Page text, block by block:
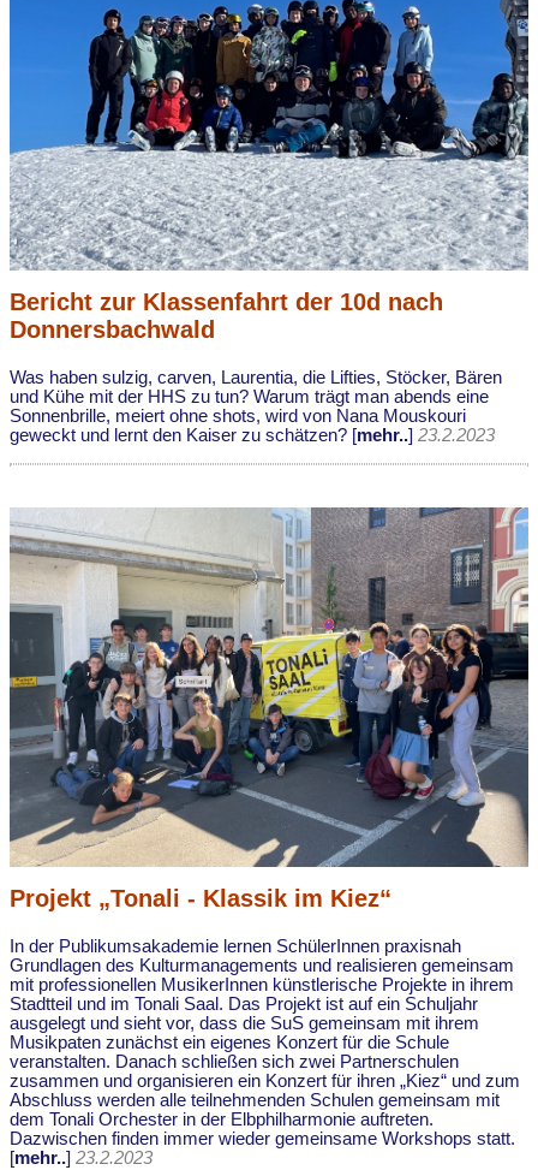
Bericht zur Klassenfahrt der 10d nach
Donnersbachwald
Was haben sulzig, carven, Laurentia, die Lifties, Stöcker, Bären
und Kühe mit der HHS zu tun? Warum trägt man abends eine
Sonnenbrille, meiert ohne shots, wird von Nana Mouskouri
geweckt und lernt den Kaiser zu schätzen? [mehr..] 23.2.2023
Projekt „Tonali - Klassik im Kiez“
In der Publikumsakademie lernen SchülerInnen praxisnah
Grundlagen des Kulturmanagements und realisieren gemeinsam
mit professionellen MusikerInnen künstlerische Projekte in ihrem
Stadtteil und im Tonali Saal. Das Projekt ist auf ein Schuljahr
ausgelegt und sieht vor, dass die SuS gemeinsam mit ihrem
Musikpaten zunächst ein eigenes Konzert für die Schule
veranstalten. Danach schließen sich zwei Partnerschulen
zusammen und organisieren ein Konzert für ihren „Kiez“ und zum
Abschluss werden alle teilnehmenden Schulen gemeinsam mit
dem Tonali Orchester in der Elbphilharmonie auftreten.
Dazwischen finden immer wieder gemeinsame Workshops statt.
[mehr..] 23.2.2023